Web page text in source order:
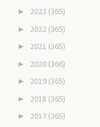
► 2023 (365)
► 2022 (365)
► 2021 (365)
► 2020 (366)
► 2019 (365)
► 2018 (365)
► 2017 (365)